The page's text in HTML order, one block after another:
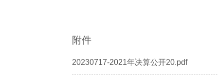
附件
20230717-2021年决算公开20.pdf